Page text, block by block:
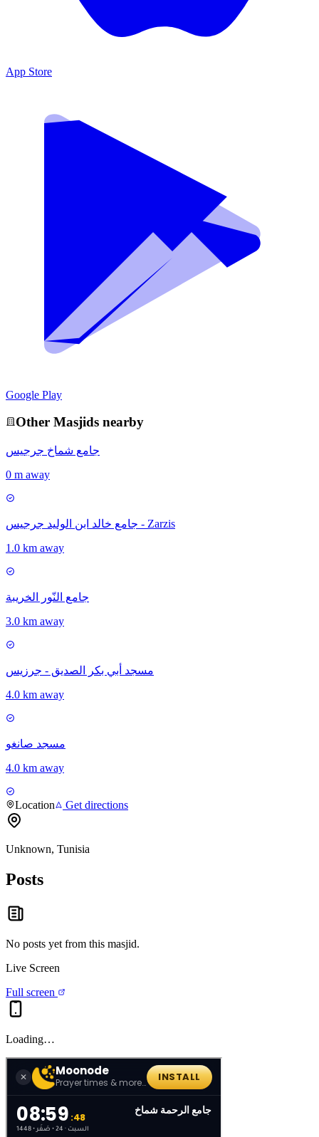
App Store
Google Play
Other Masjids nearby
جامع شماخ جرجيس
0 m away
جامع خالد ابن الوليد جرجيس - Zarzis
1.0 km away
جامع النّور الخريبة
3.0 km away
مسجد أبي بكر الصديق - جرزيس
4.0 km away
مسجد صانغو
4.0 km away
Location Get directions
Unknown, Tunisia
Posts
No posts yet from this masjid.
Live Screen
Full screen
Loading…